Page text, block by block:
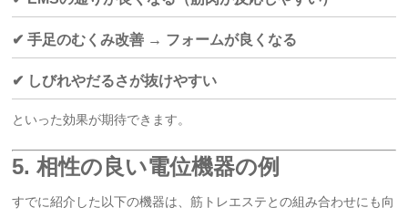
✔ 手足のむくみ改善 → フォームが良くなる
✔ しびれやだるさが抜けやすい
といった効果が期待できます。
5. 相性の良い電位機器の例
すでに紹介した以下の機器は、筋トレエステとの組み合わせにも向